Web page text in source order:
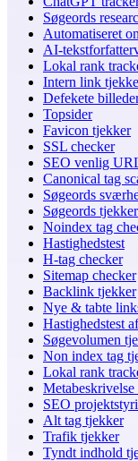
Søgeords
Automatiseret
AI-
Lokal rank
Intern link
Defekete
Topsider
Favicon tjekker
SSL checker
SEO venlig
Canonical tag
Søgeords
Søgeords tjekker
Noindex tag
Hastighedstest
H-tag checker
Sitemap checker
Backlink tjekker
Nye & tabte
Hastighedstest
Søgevolumen
Non index tag
Lokal rank
SEO
Alt tag tjekker
Trafik tjekker
Tyndt indhold